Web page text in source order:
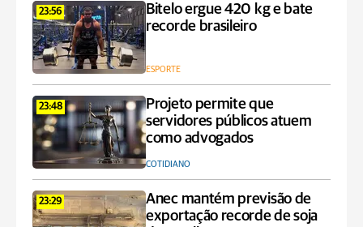
23:56
Bitelo ergue 420 kg e bate
recorde brasileiro
ESPORTE
23:48
Projeto permite que
servidores públicos atuem
como advogados
COTIDIANO
23:29
Anec mantém previsão de
exportação recorde de soja